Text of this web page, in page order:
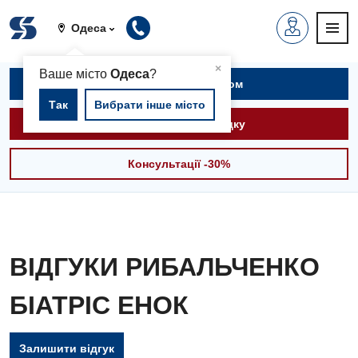
Одеса
×
Ваше містоОдеса?
Так Вибрати інше місто
Записатися на прийом
Викликати швидку
Консультації -30%
ВІДГУКИ РИБАЛЬЧЕНКО
БІАТРІС ЕНОК
Залишити відгук